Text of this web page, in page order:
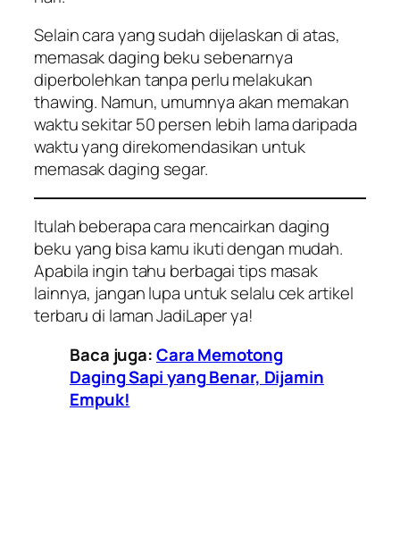
Selain cara yang sudah dijelaskan di atas,
memasak daging beku sebenarnya
diperbolehkan tanpa perlu melakukan
thawing. Namun, umumnya akan memakan
waktu sekitar 50 persen lebih lama daripada
waktu yang direkomendasikan untuk
memasak daging segar.
Itulah beberapa cara mencairkan daging
beku yang bisa kamu ikuti dengan mudah.
Apabila ingin tahu berbagai tips masak
lainnya, jangan lupa untuk selalu cek artikel
terbaru di laman JadiLaper ya!
Baca juga:Cara Memotong
Daging Sapi yang Benar, Dijamin
Empuk!